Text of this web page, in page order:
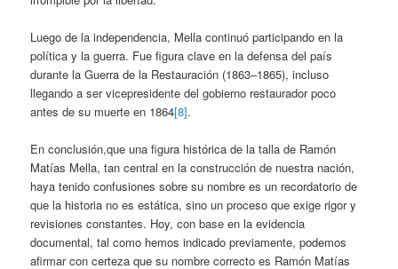
Luego de la independencia, Mella continuó participando en la
política y la guerra. Fue figura clave en la defensa del país
durante la Guerra de la Restauración (1863–1865), incluso
llegando a ser vicepresidente del gobierno restaurador poco
antes de su muerte en 1864[8].
En conclusión,que una figura histórica de la talla de Ramón
Matías Mella, tan central en la construcción de nuestra nación,
haya tenido confusiones sobre su nombre es un recordatorio de
que la historia no es estática, sino un proceso que exige rigor y
revisiones constantes. Hoy, con base en la evidencia
documental, tal como hemos indicado previamente, podemos
afirmar con certeza que su nombre correcto es Ramón Matías